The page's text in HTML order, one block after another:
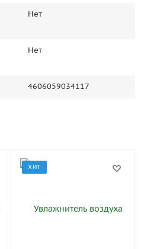
Нет
Нет
4606059034117
ХИТ